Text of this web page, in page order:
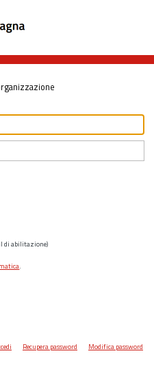
di abilitazione)
.
Recupera password Modifica password